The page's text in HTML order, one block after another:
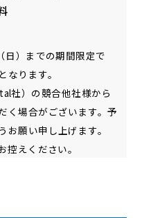
日）までの期間限定で
なります。
社）の競合他社様から
く場合がございます。予
願い申し上げます。
控えください。